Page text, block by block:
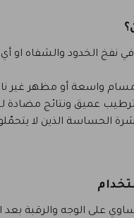
نفخ الخدود والشفاه او أي
واسعة أو مظهر غير
عميق ونتائج مضادة
الحساسة الذين لا
على الوجه والرقبة بعد